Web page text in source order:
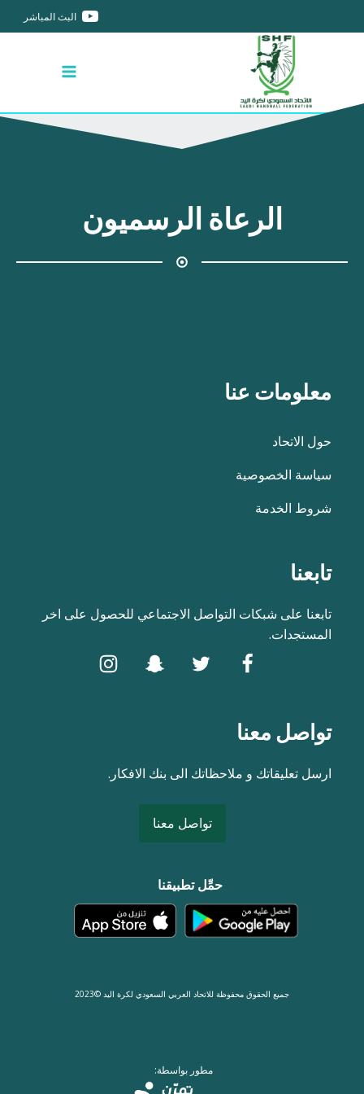
البث المباشر
الرعاة الرسميون
معلومات عنا
حول الاتحاد
سياسة الخصوصية
شروط الخدمة
تابعنا
تابعنا على شبكات التواصل الاجتماعي للحصول على اخر
المستجدات.
تواصل معنا
ارسل تعليقاتك و ملاحظاتك الى بنك الافكار.
تواصل معنا
حمِّل تطبيقنا
جميع الحقوق محفوظة للاتحاد العربي السعودي لكرة اليد ©2023
مطور بواسطة: